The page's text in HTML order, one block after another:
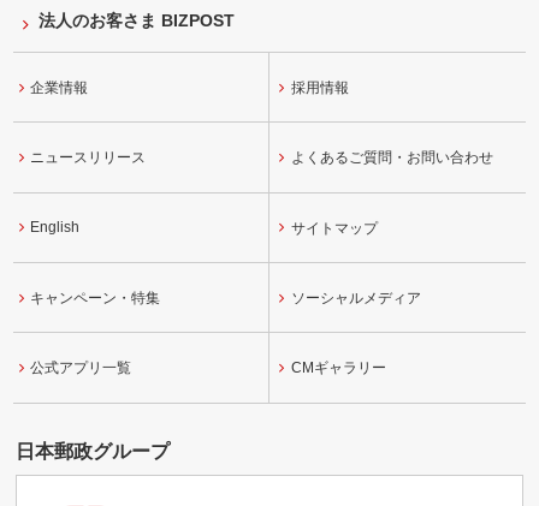
法人のお客さま BIZPOST
企業情報 採用情報
ニュースリリース よくあるご質問・お問い合わせ
English サイトマップ
キャンペーン・特集 ソーシャルメディア
公式アプリ一覧 CMギャラリー